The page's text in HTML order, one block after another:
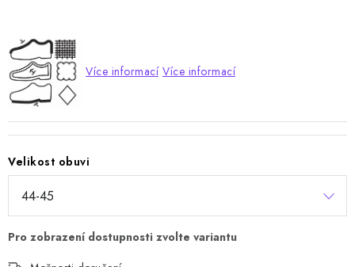
Více informací Více informací
Velikost obuvi